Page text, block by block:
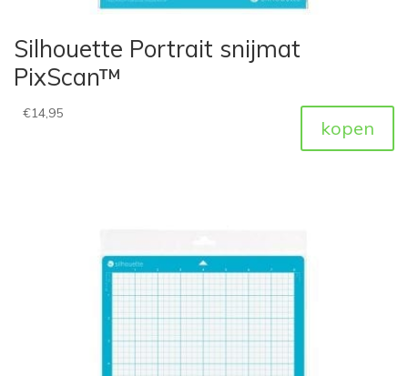
Silhouette Portrait snijmat
PixScan™
€14,95
kopen